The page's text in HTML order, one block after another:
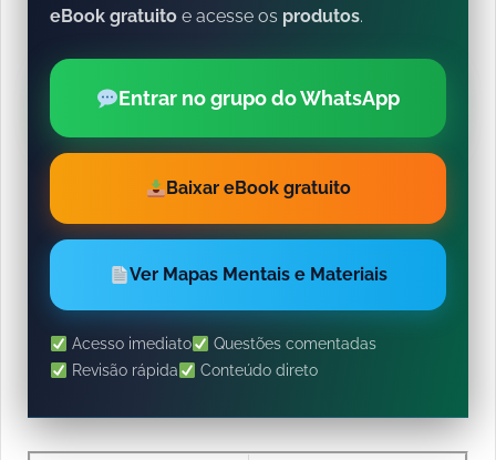
eBook gratuito e acesse os produtos.
Entrar no grupo do WhatsApp
Baixar eBook gratuito
Ver Mapas Mentais e Materiais
Acesso imediato
Questões comentadas
Revisão rápida
Conteúdo direto